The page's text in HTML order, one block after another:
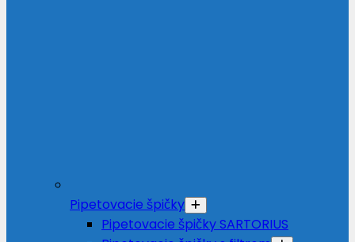
Pipetovacie špičky
Pipetovacie špičky SARTORIUS